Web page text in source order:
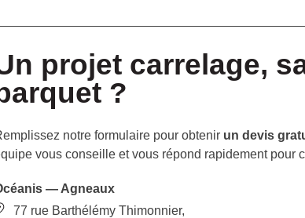
projet carrelage,
?
notre formulaire pour obtenir un devis
vous conseille et vous répond rapidement pour
— Agneaux
77 rue Barthélémy Thimonnier,